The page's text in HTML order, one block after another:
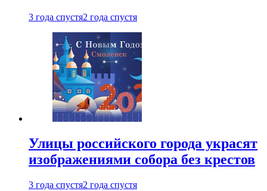
3 года спустя2 года спустя
Улицы российского города украсят
изображениями собора без крестов
3 года спустя2 года спустя